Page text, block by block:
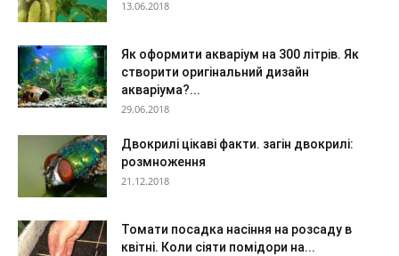
13.06.2018
Як оформити акваріум на 300 літрів. Як
створити оригінальний дизайн
акваріума?...
29.06.2018
Двокрилі цікаві факти. загін двокрилі:
розмноження
21.12.2018
Томати посадка насіння на розсаду в
квітні. Коли сіяти помідори на...